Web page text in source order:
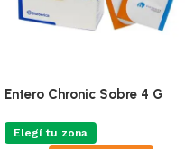
Entero Chronic Sobre 4 G
Elegí tu zona